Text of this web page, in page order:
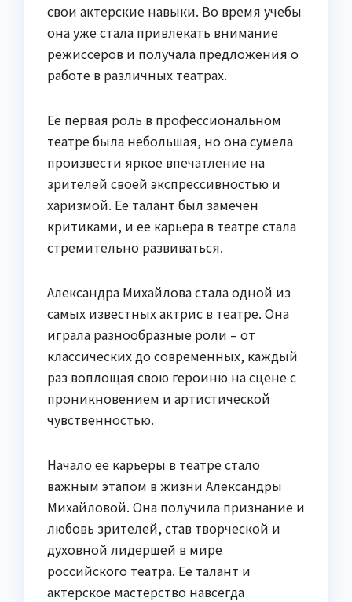
свои актерские навыки. Во время учебы
она уже стала привлекать внимание
режиссеров и получала предложения о
работе в различных театрах.
Ее первая роль в профессиональном
театре была небольшая, но она сумела
произвести яркое впечатление на
зрителей своей экспрессивностью и
харизмой. Ее талант был замечен
критиками, и ее карьера в театре стала
стремительно развиваться.
Александра Михайлова стала одной из
самых известных актрис в театре. Она
играла разнообразные роли – от
классических до современных, каждый
раз воплощая свою героиню на сцене с
проникновением и артистической
чувственностью.
Начало ее карьеры в театре стало
важным этапом в жизни Александры
Михайловой. Она получила признание и
любовь зрителей, став творческой и
духовной лидершей в мире
российского театра. Ее талант и
актерское мастерство навсегда